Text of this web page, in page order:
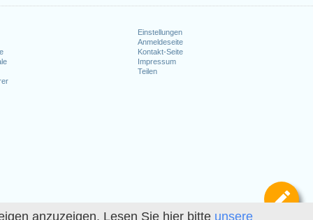
anzuzeigen. Lesen Sie hier bitte unsere
Einstellungen
Anmeldeseite
Kontakt-Seite
Impressum
Teilen